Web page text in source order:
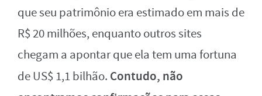
que seu patrimônio era estimado em mais de
R$ 20 milhões, enquanto outros sites
chegam a apontar que ela tem uma fortuna
de US$ 1,1 bilhão. Contudo, não